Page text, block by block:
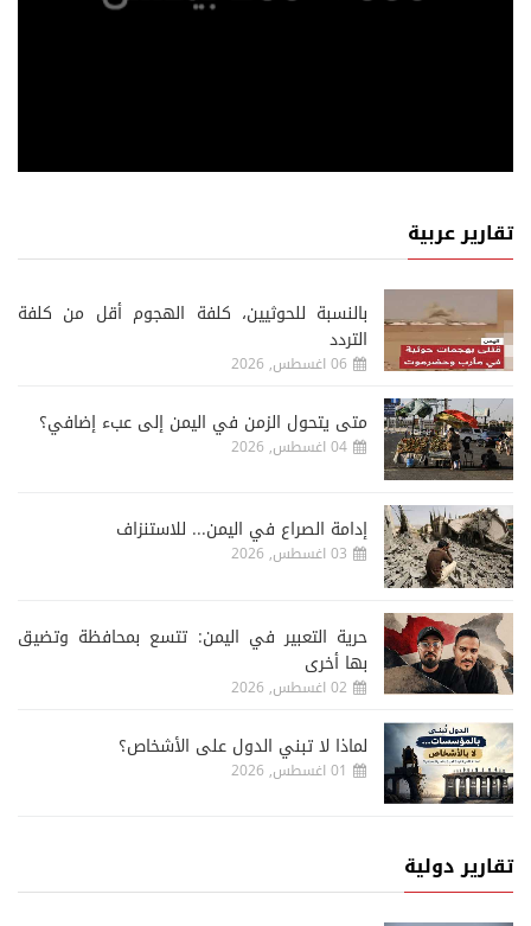
تقارير عربية
‏بالنسبة للحوثيين، كلفة الهجوم أقل من كلفة
التردد
06 اغسطس, 2026
متى يتحول الزمن في اليمن إلى عبء إضافي؟
04 اغسطس, 2026
إدامة الصراع في اليمن... للاستنزاف
03 اغسطس, 2026
حرية التعبير في اليمن: تتسع بمحافظة وتضيق
بها أخرى
02 اغسطس, 2026
لماذا لا تبني الدول على الأشخاص؟
01 اغسطس, 2026
تقارير دولية